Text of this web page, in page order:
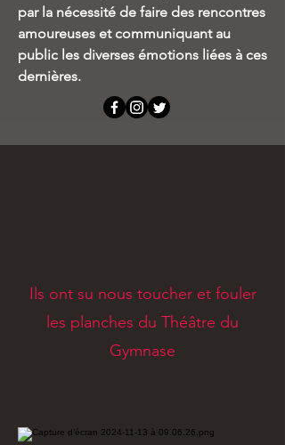
par la nécessité de faire des rencontres
amoureuses et communiquant au
public les diverses émotions liées à ces
dernières.
Ils ont su nous toucher et fouler
les planches du Théâtre du
Gymnase